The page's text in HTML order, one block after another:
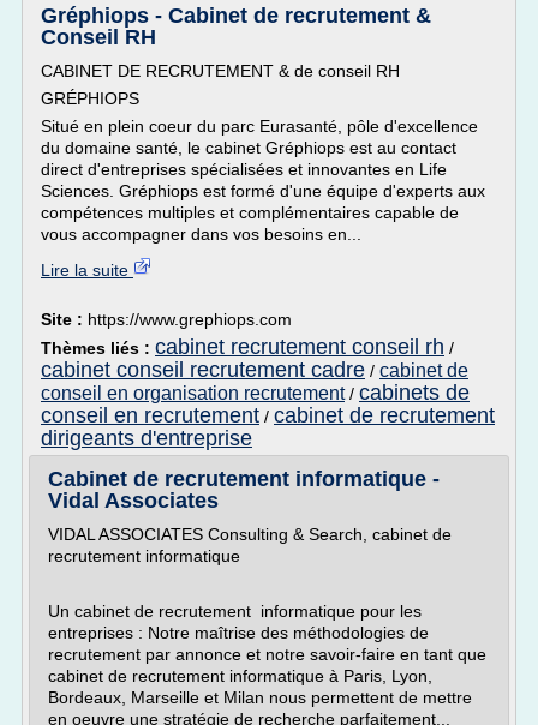
Gréphiops - Cabinet de recrutement &
Conseil RH
CABINET DE RECRUTEMENT & de conseil RH
GRÉPHIOPS
Situé en plein coeur du parc Eurasanté, pôle d'excellence
du domaine santé, le cabinet Gréphiops est au contact
direct d'entreprises spécialisées et innovantes en Life
Sciences. Gréphiops est formé d'une équipe d'experts aux
compétences multiples et complémentaires capable de
vous accompagner dans vos besoins en...
Lire la suite
Site : https://www.grephiops.com
Thèmes liés : cabinet recrutement conseil rh /
cabinet conseil recrutement cadre / cabinet de
conseil en organisation recrutement/ cabinets de
conseil en recrutement / cabinet de recrutement
dirigeants d'entreprise
Cabinet de recrutement informatique -
Vidal Associates
VIDAL ASSOCIATES Consulting & Search, cabinet de
recrutement informatique
Un cabinet de recrutement informatique pour les
entreprises : Notre maîtrise des méthodologies de
recrutement par annonce et notre savoir-faire en tant que
cabinet de recrutement informatique à Paris, Lyon,
Bordeaux, Marseille et Milan nous permettent de mettre
en oeuvre une stratégie de recherche parfaitement...